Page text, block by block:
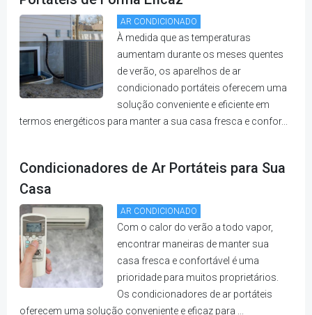
AR CONDICIONADO
À medida que as temperaturas
aumentam durante os meses quentes
de verão, os aparelhos de ar
condicionado portáteis oferecem uma
solução conveniente e eficiente em
termos energéticos para manter a sua casa fresca e confor...
Condicionadores de Ar Portáteis para Sua
Casa
AR CONDICIONADO
Com o calor do verão a todo vapor,
encontrar maneiras de manter sua
casa fresca e confortável é uma
prioridade para muitos proprietários.
Os condicionadores de ar portáteis
oferecem uma solução conveniente e eficaz para ...